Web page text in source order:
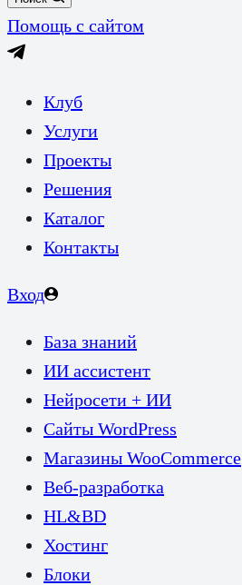
Помощь с сайтом
Клуб
Услуги
Проекты
Решения
Каталог
Контакты
Вход
База знаний
ИИ ассистент
Нейросети + ИИ
Сайты WordPress
Магазины WooCommerce
Веб-разработка
HL&BD
Хостинг
Блоки